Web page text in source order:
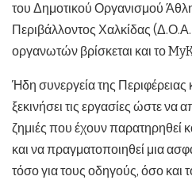
του Δημοτικού Οργανισμού
Περιβάλλοντος Χαλκίδας
οργανωτών βρίσκεται και το
Ήδη συνεργεία της
ξεκινήσει τις εργασίες ώστε να
ζημιές που έχουν παρατηρηθεί
και να πραγματοποιηθεί μια
τόσο για τους οδηγούς, όσο και